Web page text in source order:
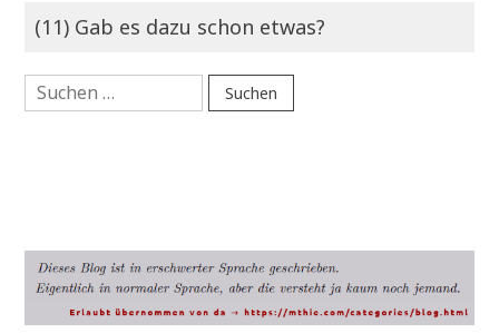
(11) Gab es dazu schon etwas?
Suchen
nach: